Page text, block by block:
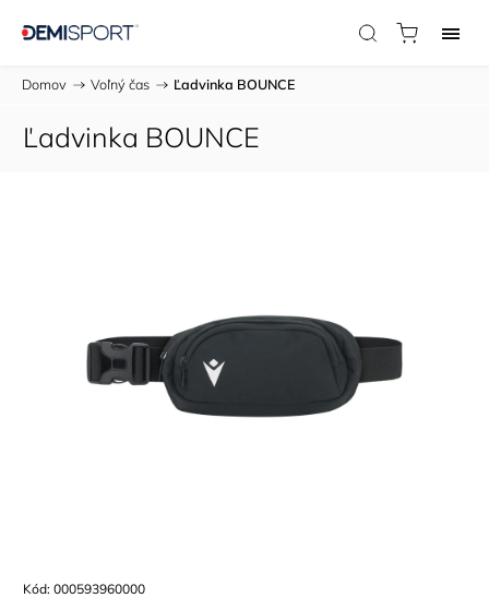
Domov / Voľný čas / Ľadvinka BOUNCE
Ľadvinka BOUNCE
Kód: 000593960000